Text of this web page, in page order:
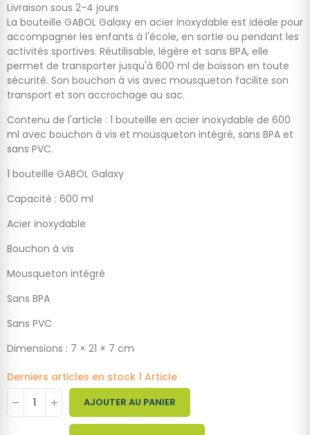
Livraison sous 2-4 jours
La bouteille GABOL Galaxy en acier inoxydable est idéale pour
accompagner les enfants à l'école, en sortie ou pendant les
activités sportives. Réutilisable, légère et sans BPA, elle
permet de transporter jusqu'à 600 ml de boisson en toute
sécurité. Son bouchon à vis avec mousqueton facilite son
transport et son accrochage au sac.
Contenu de l'article : 1 bouteille en acier inoxydable de 600
ml avec bouchon à vis et mousqueton intégré, sans BPA et
sans PVC.
1 bouteille GABOL Galaxy
Capacité : 600 ml
Acier inoxydable
Bouchon à vis
Mousqueton intégré
Sans BPA
Sans PVC
Dimensions : 7 × 21 × 7 cm
Derniers articles en stock 1 Article
AJOUTER AU PANIER